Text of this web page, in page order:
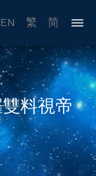
EN 繁 简
料視帝